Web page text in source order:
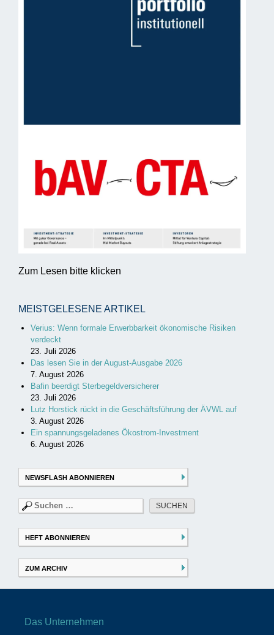
Zum Lesen bitte klicken
MEISTGELESENE ARTIKEL
Verius: Wenn formale Erwerbbarkeit ökonomische Risiken
verdeckt
23. Juli 2026
Das lesen Sie in der August-Ausgabe 2026
7. August 2026
Bafin beerdigt Sterbegeldversicherer
23. Juli 2026
Lutz Horstick rückt in die Geschäftsführung der ÄVWL auf
3. August 2026
Ein spannungsgeladenes Ökostrom-Investment
6. August 2026
NEWSFLASH ABONNIEREN
Suchen
nach:
HEFT ABONNIEREN
ZUM ARCHIV
Das Unternehmen